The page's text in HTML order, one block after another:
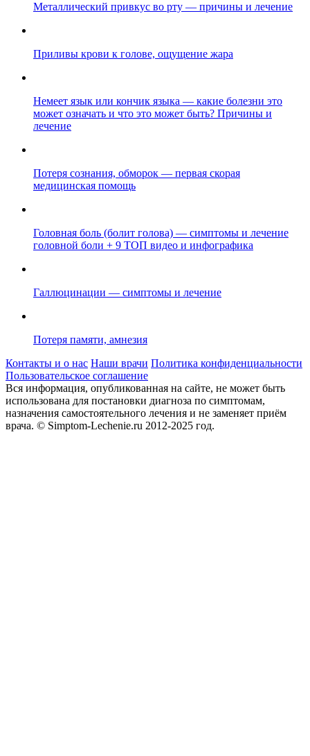
Металлический привкус во рту — причины и лечение
Приливы крови к голове, ощущение жара
Немеет язык или кончик языка — какие болезни это
может означать и что это может быть? Причины и
лечение
Потеря сознания, обморок — первая скорая
медицинская помощь
Головная боль (болит голова) — симптомы и лечение
головной боли + 9 ТОП видео и инфографика
Галлюцинации — симптомы и лечение
Потеря памяти, амнезия
Контакты и о нас Наши врачи Политика конфиденциальности
Пользовательское соглашение
Вся информация, опубликованная на сайте, не может быть
использована для постановки диагноза по симптомам,
назначения самостоятельного лечения и не заменяет приём
врача. © Simptom-Lechenie.ru 2012-2025 год.